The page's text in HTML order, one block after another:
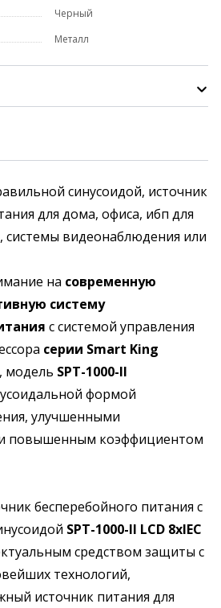
Черный
Металл
синусоидой, источник
для дома, офиса, ибп для
системы видеонаблюдения или
на современную
систему
с системой управления
серии Smart King
, модель SPT-1000-II
формой
улучшенными
повышенным коэффициентом
бесперебойного питания с
SPT-1000-II LCD 8хIEC
средством защиты с
технологий,
источник питания для